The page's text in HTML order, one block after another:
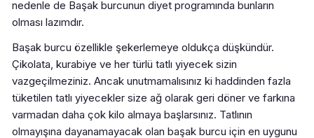
nedenle de Başak burcunun diyet programında bunların
olması lazımdır.
Başak burcu özellikle şekerlemeye oldukça düşkündür.
Çikolata, kurabiye ve her türlü tatlı yiyecek sizin
vazgeçilmeziniz. Ancak unutmamalısınız ki haddinden fazla
tüketilen tatlı yiyecekler size ağ olarak geri döner ve farkına
varmadan daha çok kilo almaya başlarsınız. Tatlının
olmayışına dayanamayacak olan başak burcu için en uygunu